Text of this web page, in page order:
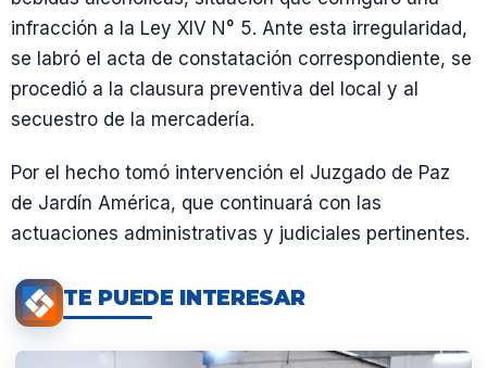
infracción a la Ley XIV N° 5. Ante esta irregularidad,
se labró el acta de constatación correspondiente, se
procedió a la clausura preventiva del local y al
secuestro de la mercadería.
Por el hecho tomó intervención el Juzgado de Paz
de Jardín América, que continuará con las
actuaciones administrativas y judiciales pertinentes.
TE PUEDE INTERESAR